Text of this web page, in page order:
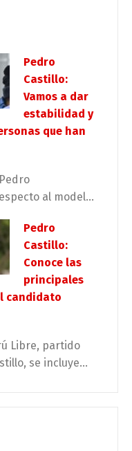
Pedro
Castillo:
Vamos a dar
estabilidad y
que han
al model...
Pedro
Castillo:
Conoce las
principales
candidato
Libre, partido
se incluye...